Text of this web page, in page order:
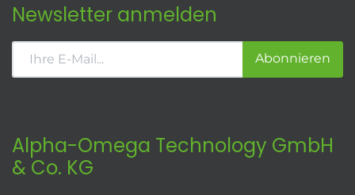
Newsletter anmelden
Abonnieren
Alpha-Omega Technology GmbH
& Co. KG